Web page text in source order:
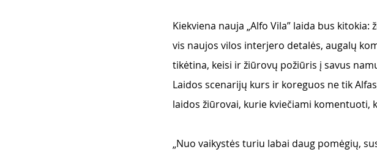
Kiekviena nauja „Alfo Vila” laida bus
vis naujos vilos interjero detalės, augalų
tikėtina, keisi ir žiūrovų požiūris į savus
Laidos scenarijų kurs ir koreguos ne tik
laidos žiūrovai, kurie kviečiami komentuoti,
„Nuo vaikystės turiu labai daug pomėgių,